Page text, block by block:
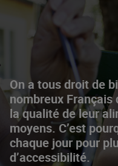
On a tous droit de
nombreux
la qualité de leur
moyens. C’est
chaque jour pour
d’accessibilité.